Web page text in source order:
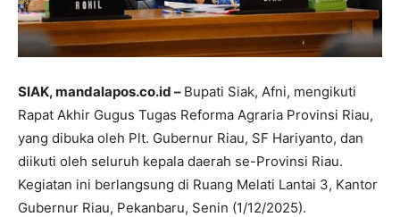
SIAK, mandalapos.co.id – Bupati Siak, Afni, mengikuti
Rapat Akhir Gugus Tugas Reforma Agraria Provinsi Riau,
yang dibuka oleh Plt. Gubernur Riau, SF Hariyanto, dan
diikuti oleh seluruh kepala daerah se-Provinsi Riau.
Kegiatan ini berlangsung di Ruang Melati Lantai 3, Kantor
Gubernur Riau, Pekanbaru, Senin (1/12/2025).